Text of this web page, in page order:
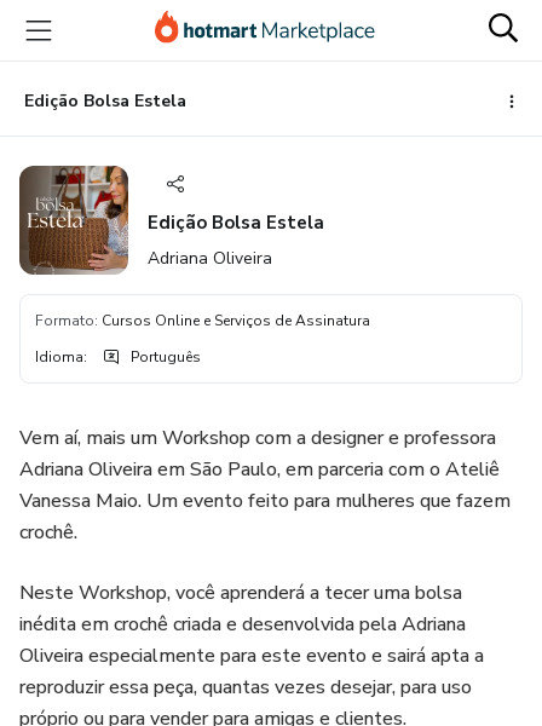
para
conteúdo
principal
para
pagamento
para
rodapé
Edição Bolsa Estela
Edição Bolsa Estela
Adriana Oliveira
Formato: Cursos Online e Serviços de Assinatura
Idioma: Português
Vem aí, mais um Workshop com a designer e professora
Adriana Oliveira em São Paulo, em parceria com o Ateliê
Vanessa Maio. Um evento feito para mulheres que fazem
crochê.
Neste Workshop, você aprenderá a tecer uma bolsa
inédita em crochê criada e desenvolvida pela Adriana
Oliveira especialmente para este evento e sairá apta a
reproduzir essa peça, quantas vezes desejar, para uso
próprio ou para vender para amigas e clientes.